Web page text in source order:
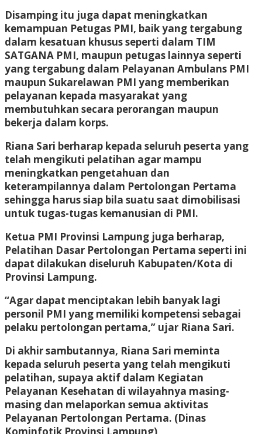
Disamping itu juga dapat meningkatkan
kemampuan Petugas PMI, baik yang tergabung
dalam kesatuan khusus seperti dalam TIM
SATGANA PMI, maupun petugas lainnya seperti
yang tergabung dalam Pelayanan Ambulans PMI
maupun Sukarelawan PMI yang memberikan
pelayanan kepada masyarakat yang
membutuhkan secara perorangan maupun
bekerja dalam korps.
Riana Sari berharap kepada seluruh peserta yang
telah mengikuti pelatihan agar mampu
meningkatkan pengetahuan dan
keterampilannya dalam Pertolongan Pertama
sehingga harus siap bila suatu saat dimobilisasi
untuk tugas-tugas kemanusian di PMI.
Ketua PMI Provinsi Lampung juga berharap,
Pelatihan Dasar Pertolongan Pertama seperti ini
dapat dilakukan diseluruh Kabupaten/Kota di
Provinsi Lampung.
“Agar dapat menciptakan lebih banyak lagi
personil PMI yang memiliki kompetensi sebagai
pelaku pertolongan pertama,” ujar Riana Sari.
Di akhir sambutannya, Riana Sari meminta
kepada seluruh peserta yang telah mengikuti
pelatihan, supaya aktif dalam Kegiatan
Pelayanan Kesehatan di wilayahnya masing-
masing dan melaporkan semua aktivitas
Pelayanan Pertolongan Pertama. (Dinas
Kominfotik Provinsi Lampung)